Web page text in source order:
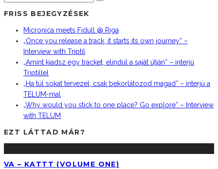
FRISS BEJEGYZÉSEK
Micronica meets Fidull @ Riga
„Once you release a track, it starts its own journey” –
Interview with Triptil
„Amint kiadsz egy tracket, elindul a saját útján” – interjú
Triptillel
„Ha túl sokat tervezel, csak bekorlátozod magad” – interjú a
TELUM-mal
„Why would you stick to one place? Go explore” – Interview
with TELUM
EZT LÁTTAD MÁR?
VA – KATTT (VOLUME ONE)